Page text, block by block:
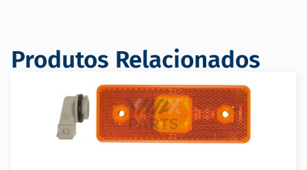
Produtos Relacionados